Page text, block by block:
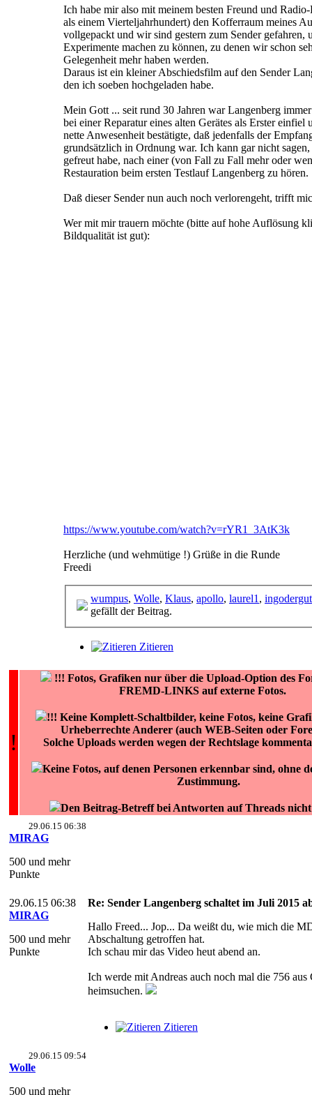
Ich habe mir also mit meinem besten Freund und
als einem Vierteljahrhundert) den Kofferraum meines
vollgepackt und wir sind gestern zum Sender gefahren,
Experimente machen zu können, zu denen wir schon
Gelegenheit mehr haben werden.
Daraus ist ein kleiner Abschiedsfilm auf den Sender
den ich soeben hochgeladen habe.
Mein Gott ... seit rund 30 Jahren war Langenberg
bei einer Reparatur eines alten Gerätes als Erster einfiel
nette Anwesenheit bestätigte, daß jedenfalls der
grundsätzlich in Ordnung war. Ich kann gar nicht
gefreut habe, nach einer (von Fall zu Fall mehr oder
Restauration beim ersten Testlauf Langenberg zu hören.
Daß dieser Sender nun auch noch verlorengeht, trifft
Wer mit mir trauern möchte (bitte auf hohe Auflösung
Bildqualität ist gut):
https://www.youtube.com/watch?v=rYR1_3AtK3k
Herzliche (und wehmütige !) Grüße in die Runde
Freedi
wumpus, Wolle, Klaus, apollo, laurel1 ,
gefällt der Beitrag.
Zitieren
!
!!! Fotos, Grafiken nur über die Upload-Option des
FREMD-LINKS auf externe Fotos.
!!! Keine Komplett-Schaltbilder, keine Fotos, keine
Urheberrechte Anderer (auch WEB-Seiten oder
Solche Uploads werden wegen der Rechtslage
Keine Fotos, auf denen Personen erkennbar sind, ohne
Zustimmung.
Den Beitrag-Betreff bei Antworten auf Threads
29.06.15 06:38
MIRAG
500 und mehr
Punkte
29.06.15 06:38
MIRAG
500 und mehr
Punkte
Re: Sender Langenberg schaltet im Juli 2015
Hallo Freed... Jop... Da weißt du, wie mich die
Abschaltung getroffen hat.
Ich schau mir das Video heut abend an.
Ich werde mit Andreas auch noch mal die 756 aus
heimsuchen.
Zitieren
29.06.15 09:54
Wolle
500 und mehr